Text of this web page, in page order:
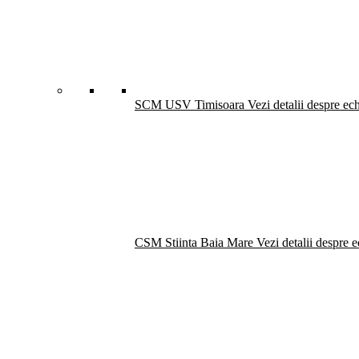
SCM USV Timisoara Vezi detalii despre
CSM Stiinta Baia Mare Vezi detalii despre